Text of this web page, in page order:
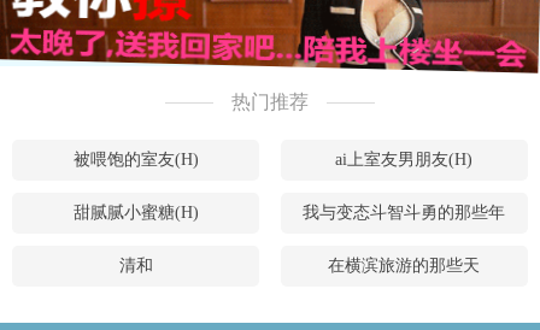
热门推荐
被喂饱的室友(H) ai上室友男朋友(H)
甜腻腻小蜜糖(H) 我与变态斗智斗勇的那些年
清和 在横滨旅游的那些天